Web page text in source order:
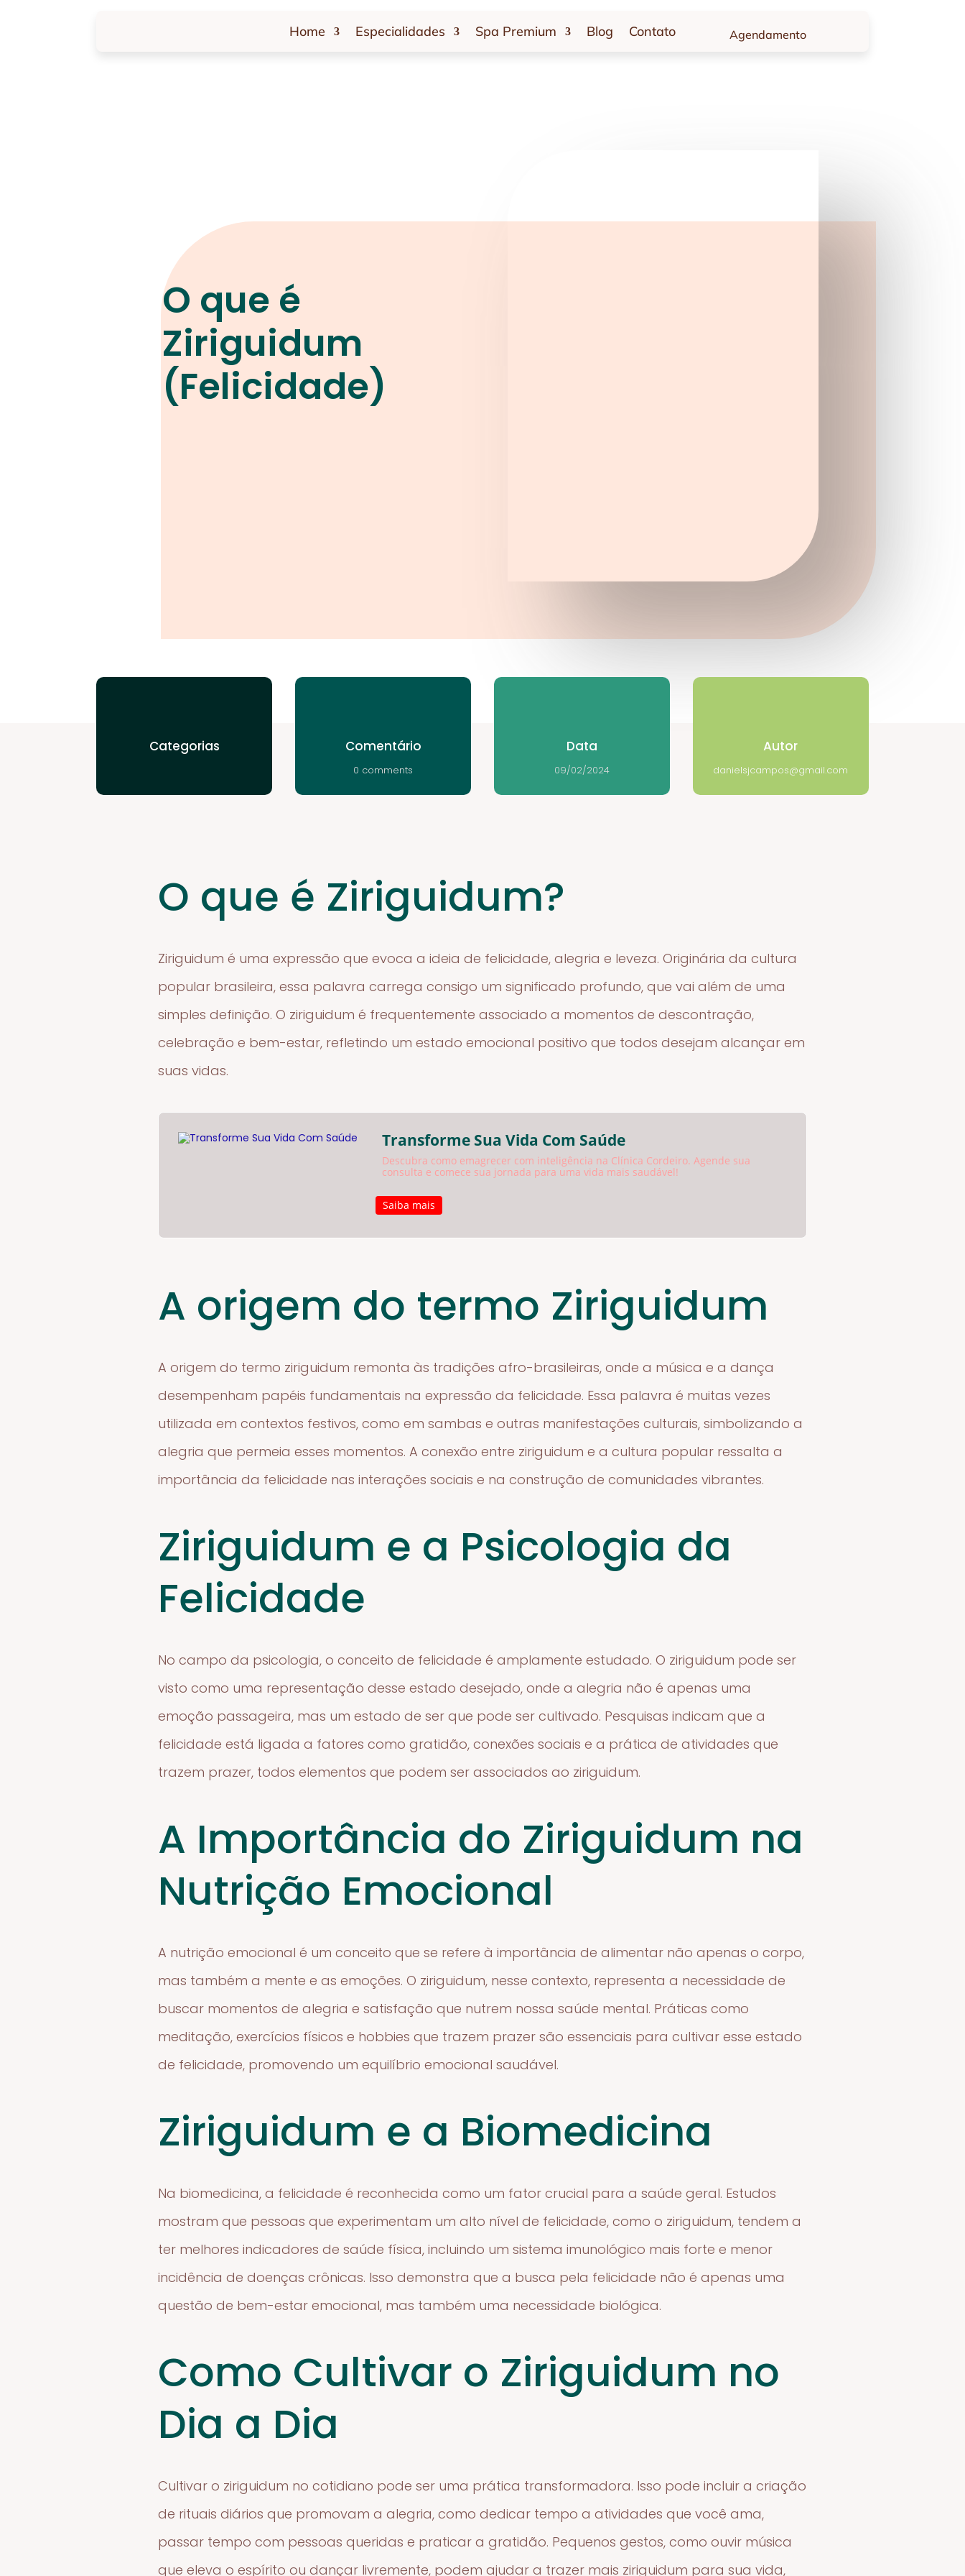
Home Especialidades Spa Premium Blog Contato Agendamento
O que é
Ziriguidum
(Felicidade)
Categorias Comentário
0 comments
Data
09/02/2024
Autor
danielsjcampos@gmail.com
O que é Ziriguidum?
Ziriguidum é uma expressão que evoca a ideia de felicidade, alegria e leveza. Originária da cultura
popular brasileira, essa palavra carrega consigo um significado profundo, que vai além de uma
simples definição. O ziriguidum é frequentemente associado a momentos de descontração,
celebração e bem-estar, refletindo um estado emocional positivo que todos desejam alcançar em
suas vidas.
Transforme Sua Vida Com Saúde
Descubra como emagrecer com inteligência na Clínica Cordeiro. Agende sua
consulta e comece sua jornada para uma vida mais saudável!
Saiba mais
A origem do termo Ziriguidum
A origem do termo ziriguidum remonta às tradições afro-brasileiras, onde a música e a dança
desempenham papéis fundamentais na expressão da felicidade. Essa palavra é muitas vezes
utilizada em contextos festivos, como em sambas e outras manifestações culturais, simbolizando a
alegria que permeia esses momentos. A conexão entre ziriguidum e a cultura popular ressalta a
importância da felicidade nas interações sociais e na construção de comunidades vibrantes.
Ziriguidum e a Psicologia da
Felicidade
No campo da psicologia, o conceito de felicidade é amplamente estudado. O ziriguidum pode ser
visto como uma representação desse estado desejado, onde a alegria não é apenas uma
emoção passageira, mas um estado de ser que pode ser cultivado. Pesquisas indicam que a
felicidade está ligada a fatores como gratidão, conexões sociais e a prática de atividades que
trazem prazer, todos elementos que podem ser associados ao ziriguidum.
A Importância do Ziriguidum na
Nutrição Emocional
A nutrição emocional é um conceito que se refere à importância de alimentar não apenas o corpo,
mas também a mente e as emoções. O ziriguidum, nesse contexto, representa a necessidade de
buscar momentos de alegria e satisfação que nutrem nossa saúde mental. Práticas como
meditação, exercícios físicos e hobbies que trazem prazer são essenciais para cultivar esse estado
de felicidade, promovendo um equilíbrio emocional saudável.
Ziriguidum e a Biomedicina
Na biomedicina, a felicidade é reconhecida como um fator crucial para a saúde geral. Estudos
mostram que pessoas que experimentam um alto nível de felicidade, como o ziriguidum, tendem a
ter melhores indicadores de saúde física, incluindo um sistema imunológico mais forte e menor
incidência de doenças crônicas. Isso demonstra que a busca pela felicidade não é apenas uma
questão de bem-estar emocional, mas também uma necessidade biológica.
Como Cultivar o Ziriguidum no
Dia a Dia
Cultivar o ziriguidum no cotidiano pode ser uma prática transformadora. Isso pode incluir a criação
de rituais diários que promovam a alegria, como dedicar tempo a atividades que você ama,
passar tempo com pessoas queridas e praticar a gratidão. Pequenos gestos, como ouvir música
que eleva o espírito ou dançar livremente, podem ajudar a trazer mais ziriguidum para sua vida,